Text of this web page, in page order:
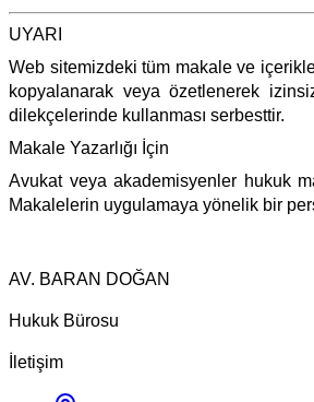
UYARI
Web sitemizdeki tüm makale ve
kopyalanarak veya özetlenerek
dilekçelerinde kullanması serbesttir.
Makale Yazarlığı İçin
Avukat veya akademisyenler hukuk
Makalelerin uygulamaya yönelik bir
AV. BARAN DOĞAN
Hukuk Bürosu
İletişim